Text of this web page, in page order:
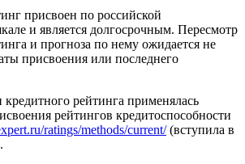
присвоен по российской
и является долгосрочным. Пересмотр
и прогноза по нему ожидается не
присвоения или последнего
рейтинга применялась
рейтингов кредитоспособности
ratings/methods/current/(вступила в